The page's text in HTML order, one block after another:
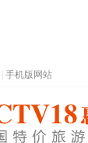
手机版网站